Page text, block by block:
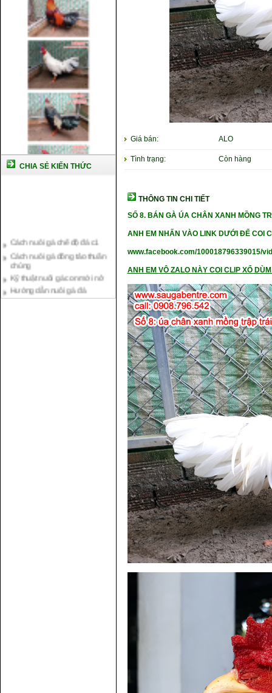
CHIA SẺ KIẾN THỨC
Cách nuôi gà đông tảo thuần
chủng
Kỹ thuật nuôi gà con mới nở
Hướng dẫn nuôi gà đá
Tại sao bạn cần biết cách nuôi
gà chọi ?
Giá bán: ALO
Tình trạng: Còn hàng
THÔNG TIN CHI TIẾT
SỐ 8.BÁN GÀ ÚA CHÂN XANH MỒNG
ANH EM NHẤN VÀO LINK DƯỚI ĐỂ COI
www.facebook.com/100018796339015/
ANH EM VÔ ZALO NÀY COI CLIP XỔ